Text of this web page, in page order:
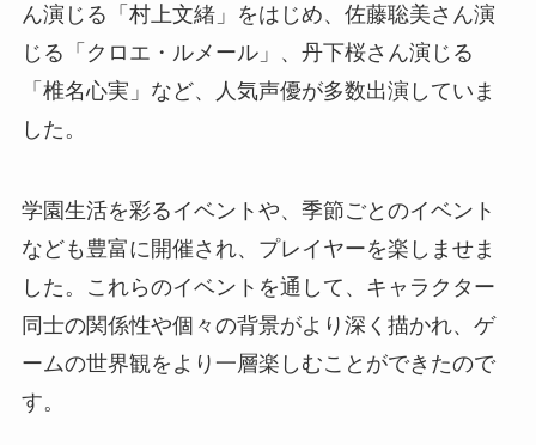
ん演じる「村上文緒」をはじめ、佐藤聡美さん演
じる「クロエ・ルメール」、丹下桜さん演じる
「椎名心実」など、人気声優が多数出演していま
した。
学園生活を彩るイベントや、季節ごとのイベント
なども豊富に開催され、プレイヤーを楽しませま
した。これらのイベントを通して、キャラクター
同士の関係性や個々の背景がより深く描かれ、ゲ
ームの世界観をより一層楽しむことができたので
す。